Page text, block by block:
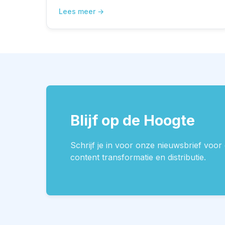
Lees meer
Blijf op de Hoogte
Schrijf je in voor onze nieuwsbrief voor
content transformatie en distributie.